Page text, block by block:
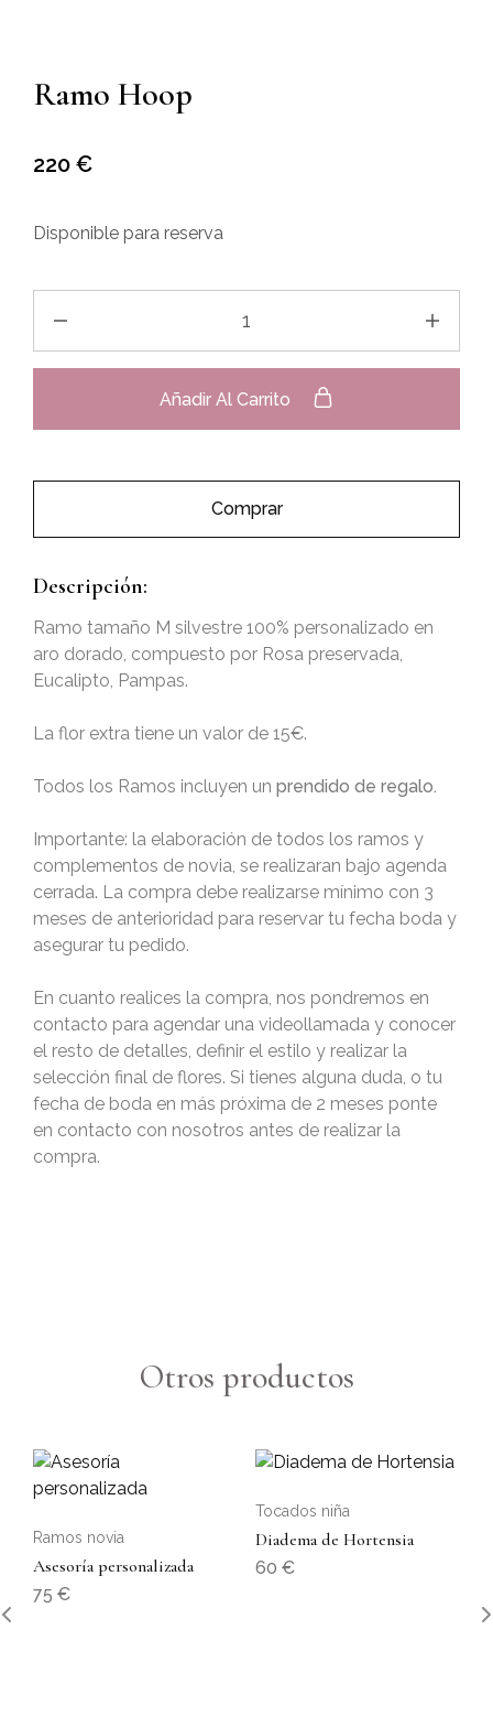
Ramo Hoop
220 €
Disponible para reserva
Añadir Al Carrito
Comprar
Descripción:
Ramo tamaño M silvestre 100% personalizado en
aro dorado, compuesto por Rosa preservada,
Eucalipto, Pampas.
La flor extra tiene un valor de 15€.
Todos los Ramos incluyen un prendido de regalo.
Importante: la elaboración de todos los ramos y
complementos de novia, se realizaran bajo agenda
cerrada. La compra debe realizarse mínimo con 3
meses de anterioridad para reservar tu fecha boda y
asegurar tu pedido.
En cuanto realices la compra, nos pondremos en
contacto para agendar una videollamada y conocer
el resto de detalles, definir el estilo y realizar la
selección final de flores. Si tienes alguna duda, o tu
fecha de boda en más próxima de 2 meses ponte
en contacto con nosotros antes de realizar la
compra.
Otros productos
Ramos novia
Asesoría personalizada
75 €
Tocados niña
Diadema de Hortensia
60 €